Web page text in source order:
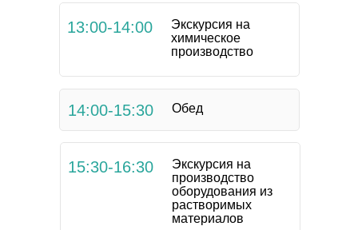
Экскурсия на
химическое
производство
13:00-14:00
Обед
14:00-15:30
Экскурсия на
производство
оборудования из
растворимых
материалов
15:30-16:30